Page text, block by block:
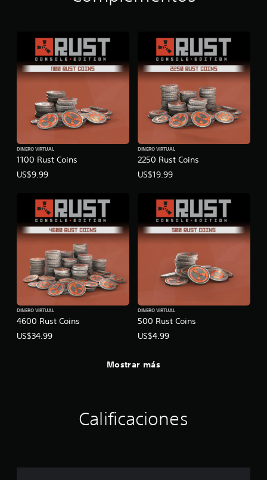
1100 Rust Coins
DINERO VIRTUAL
US$9.99
2250 Rust Coins
DINERO VIRTUAL
US$19.99
4600 Rust Coins
DINERO VIRTUAL
US$34.99
500 Rust Coins
DINERO VIRTUAL
US$4.99
Mostrar más
Calificaciones